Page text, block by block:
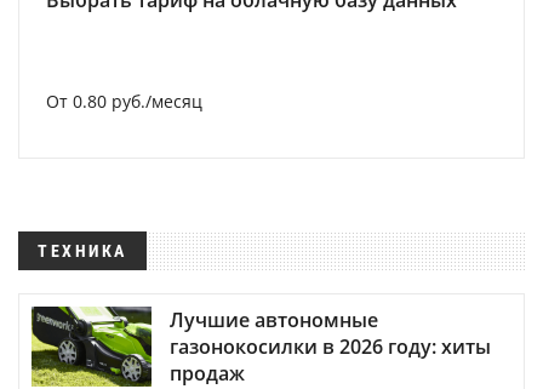
От 0.80 руб./месяц
ТЕХНИКА
Лучшие автономные
газонокосилки в 2026 году: хиты
продаж